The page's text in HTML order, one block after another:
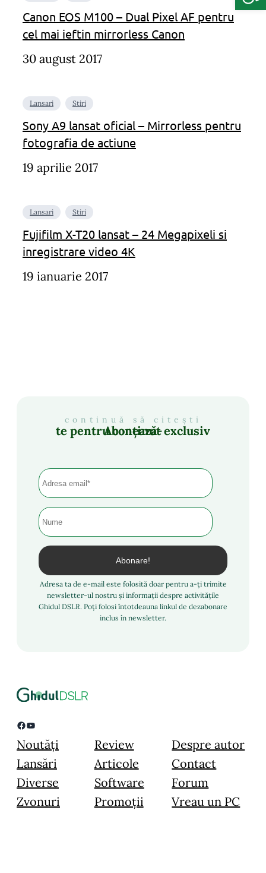
Canon EOS M100 – Dual Pixel AF pentru
cel mai ieftin mirrorless Canon
30 august 2017
Lansari Stiri
Sony A9 lansat oficial – Mirrorless pentru
fotografia de actiune
19 aprilie 2017
Lansari Stiri
Fujifilm X-T20 lansat – 24 Megapixeli si
inregistrare video 4K
19 ianuarie 2017
continuă să citești
Abonează-te pentru conținut exclusiv
Adresa ta de e-mail este folosită doar pentru a-ți trimite
newsletter-ul nostru și informații despre activitățile
Ghidul DSLR. Poți folosi întotdeauna linkul de dezabonare
inclus în newsletter.
Facebook YouTube
Noutăți
Lansări
Diverse
Zvonuri
Review
Articole
Software
Promoții
Despre autor
Contact
Forum
Vreau un PC